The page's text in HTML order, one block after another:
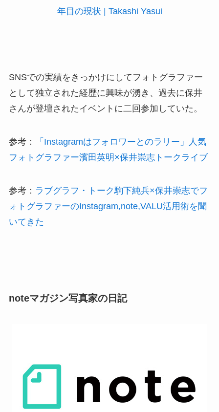
年目の現状 | Takashi Yasui
SNSでの実績をきっかけにしてフォトグラファー
として独立された経歴に興味が湧き、過去に保井
さんが登壇されたイベントに二回参加していた。
参考：
「Instagramはフォロワーとのラリー」人気
フォトグラファー濱田英明×保井崇志トークライブ
参考： ラブグラフ・トーク駒下純兵×保井崇志でフ
ォトグラファーのInstagram,note,VALU活用術を聞
いてきた
noteマガジン写真家の日記